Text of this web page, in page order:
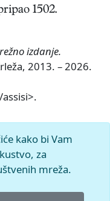
1502.
izdanje.
2013. – 2026.
kako bi Vam
za
mreža.